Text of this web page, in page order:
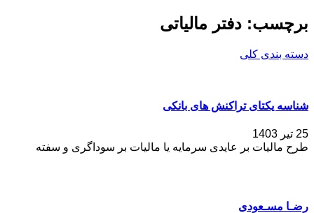
برچسب: دفتر مالیاتی
دسته بندی کلی
شناسه یکتای تراکنش های بانکی
25 تیر 1403
طرح مالیات بر عایدی سرمایه یا مالیات بر سوداگری و سفته
رضـا مسـعودی